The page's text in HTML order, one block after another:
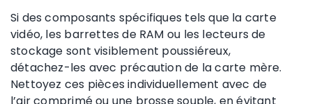
Si des composants spécifiques tels que la carte
vidéo, les barrettes de RAM ou les lecteurs de
stockage sont visiblement poussiéreux,
détachez-les avec précaution de la carte mère.
Nettoyez ces pièces individuellement avec de
l’air comprimé ou une brosse souple, en évitant